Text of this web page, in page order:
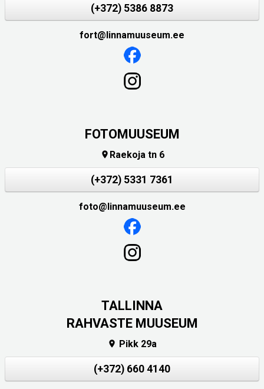
(+372) 5386 8873
fort@linnamuuseum.ee
FOTOMUUSEUM
 Raekoja tn 6
(+372) 5331 7361
foto@linnamuuseum.ee
TALLINNA
RAHVASTE MUUSEUM
 Pikk 29a
(+372) 660 4140